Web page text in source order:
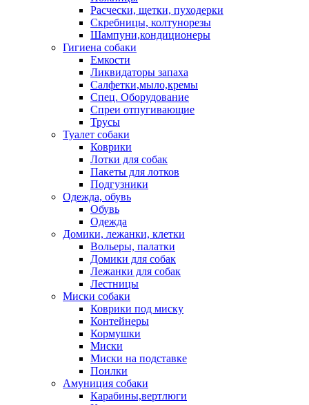
Расчески, щетки, пуходерки
Скребницы, колтунорезы
Шампуни,кондиционеры
Гигиена собаки
Емкости
Ликвидаторы запаха
Салфетки,мыло,кремы
Спец. Оборудование
Спреи отпугивающие
Трусы
Туалет собаки
Коврики
Лотки для собак
Пакеты для лотков
Подгузники
Одежда, обувь
Обувь
Одежда
Домики, лежанки, клетки
Вольеры, палатки
Домики для собак
Лежанки для собак
Лестницы
Миски собаки
Коврики под миску
Контейнеры
Кормушки
Миски
Миски на подставке
Поилки
Амуниция собаки
Карабины,вертлюги